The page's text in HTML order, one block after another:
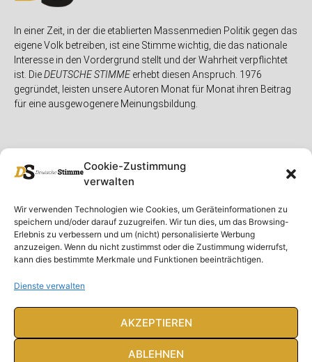
Cookie-Zustimmung
verwalten
Wir verwenden Technologien wie Cookies, um Geräteinformationen zu
speichern und/oder darauf zuzugreifen. Wir tun dies, um das Browsing-
Erlebnis zu verbessern und um (nicht) personalisierte Werbung
anzuzeigen. Wenn du nicht zustimmst oder die Zustimmung widerrufst,
kann dies bestimmte Merkmale und Funktionen beeinträchtigen.
Dienste verwalten
AKZEPTIEREN
ABLEHNEN
In einer Zeit, in der die etablierten Massenmedien Politik gegen das
eigene Volk betreiben, ist eine Stimme wichtig, die das nationale
Interesse in den Vordergrund stellt und der Wahrheit verpflichtet
ist. DieDEUTSCHE STIMMEerhebt diesen Anspruch. 1976
gegründet, leisten unsere Autoren Monat für Monat ihren Beitrag
für eine ausgewogenere Meinungsbildung.
Unser Magazin
Spenden
Ausgaben
Abonnieren
Rubriken
Deutschland
Ausland
Feuilleton
Rechtliches
Rechtliche Hinweise
Impressum
Datenschutzerklärung